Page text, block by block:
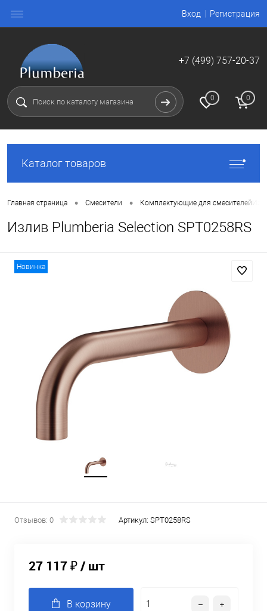
Вход Регистрация
+7 (499) 757-20-37
0 0
Каталог товаров
Главная страница • Смесители • Комплектующие для смесителей
Излив Plumberia Selection SPT0258RS
Новинка
Отзывов: 0 Артикул: SPT0258RS
27 117 ₽/ шт
В корзину